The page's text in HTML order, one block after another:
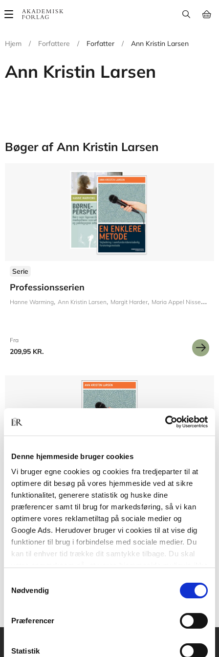
Denne hjemmeside bruger cookies
Vi bruger egne cookies og cookies fra tredjeparter til at
optimere dit besøg på vores hjemmeside ved at sikre
funktionalitet, generere statistik og huske dine
præferencer samt til brug for markedsføring, så vi kan
optimere vores reklametiltag på sociale medier og
Google Ads. Herudover bruger vi cookies til at vise dig
funktioner til brug i forbindelse med sociale medier. Du
kan til enhver tid trække dit samtykke tilbage. Du skal
tilbagetrækker et samtykke.
Nødvendig
Præferencer
Statistik
Main
Hjem
/ Forfattere / Forfatter / Ann Kristin Larsen
Ann Kristin Larsen
Bøger af Ann Kristin Larsen
Serie
Professionsserien
Hanne Warming Ann Kristin Larsen Margit Harder Maria Appel Nissen
Fra
209,95 KR.
2 formater
En enklere metode
Ann Kristin Larsen
Fra